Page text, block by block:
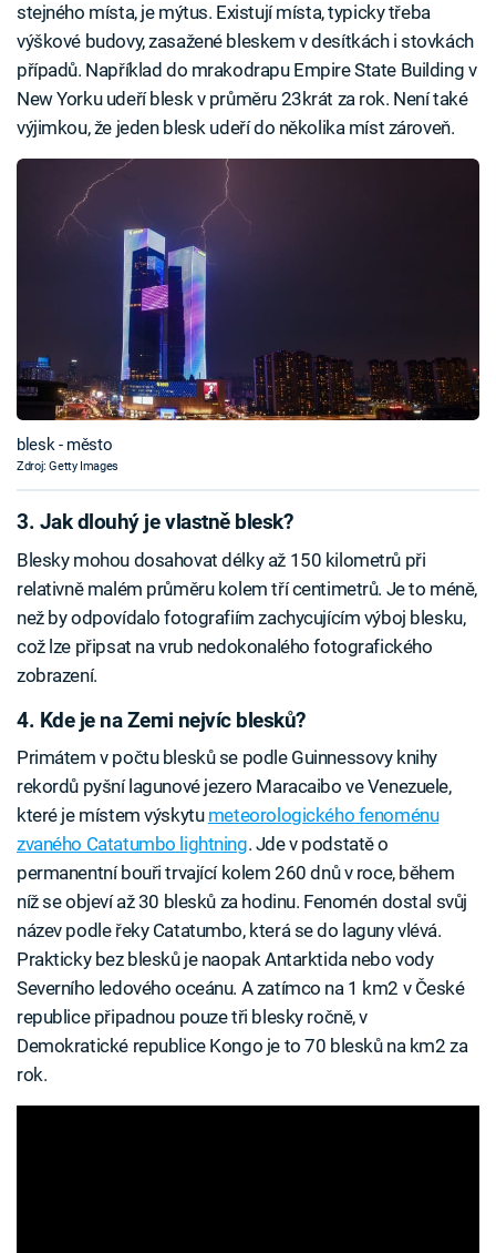
stejného místa, je mýtus. Existují místa, typicky třeba
výškové budovy, zasažené bleskem v desítkách i stovkách
případů. Například do mrakodrapu Empire State Building v
New Yorku udeří blesk v průměru 23krát za rok. Není také
výjimkou, že jeden blesk udeří do několika míst zároveň.
blesk - město
Zdroj: Getty Images
3. Jak dlouhý je vlastně blesk?
Blesky mohou dosahovat délky až 150 kilometrů při
relativně malém průměru kolem tří centimetrů. Je to méně,
než by odpovídalo fotografiím zachycujícím výboj blesku,
což lze připsat na vrub nedokonalého fotografického
zobrazení.
4. Kde je na Zemi nejvíc blesků?
Primátem v počtu blesků se podle Guinnessovy knihy
rekordů pyšní lagunové jezero Maracaibo ve Venezuele,
které je místem výskytu meteorologického fenoménu
zvaného Catatumbo lightning. Jde v podstatě o
permanentní bouři trvající kolem 260 dnů v roce, během
níž se objeví až 30 blesků za hodinu. Fenomén dostal svůj
název podle řeky Catatumbo, která se do laguny vlévá.
Prakticky bez blesků je naopak Antarktida nebo vody
Severního ledového oceánu. A zatímco na 1 km2 v České
republice připadnou pouze tři blesky ročně, v
Demokratické republice Kongo je to 70 blesků na km2 za
rok.